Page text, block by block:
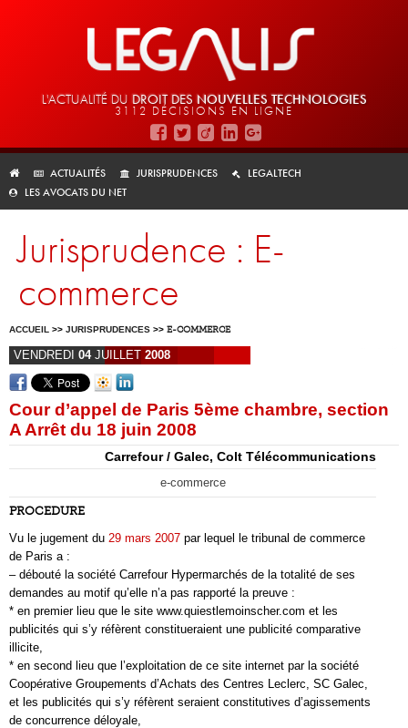
L'ACTUALITÉ DU DROIT DES NOUVELLES TECHNOLOGIES
3112 DÉCISIONS EN LIGNE
ACTUALITÉS JURISPRUDENCES
LEGALTECH
LES AVOCATS DU NET
Jurisprudence : E-
commerce
ACCUEIL >> JURISPRUDENCES >> E-COMMERCE
VENDREDI 04JUILLET 2008
Cour d’appel de Paris 5ème chambre, section
A Arrêt du 18 juin 2008
Carrefour / Galec, Colt Télécommunications
e-commerce
PROCEDURE
Vu le jugement du 29 mars 2007 par lequel le tribunal de commerce
de Paris a :
– débouté la société Carrefour Hypermarchés de la totalité de ses
demandes au motif qu’elle n’a pas rapporté la preuve :
* en premier lieu que le site www.quiestlemoinscher.com et les
publicités qui s’y réfèrent constitueraient une publicité comparative
illicite,
* en second lieu que l’exploitation de ce site internet par la société
Coopérative Groupements d’Achats des Centres Leclerc, SC Galec,
et les publicités qui s’y réfèrent seraient constitutives d’agissements
de concurrence déloyale,